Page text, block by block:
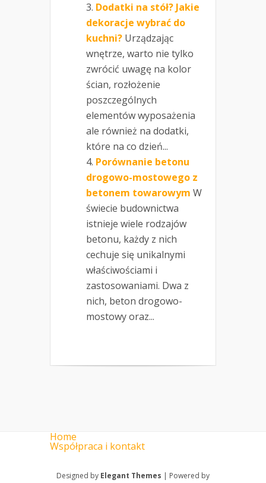
Dodatki na stół? Jakie
dekoracje wybrać do
kuchni? Urządzając
wnętrze, warto nie tylko
zwrócić uwagę na kolor
ścian, rozłożenie
poszczególnych
elementów wyposażenia
ale również na dodatki,
które na co dzień...
Porównanie betonu
drogowo-mostowego z
betonem towarowym W
świecie budownictwa
istnieje wiele rodzajów
betonu, każdy z nich
cechuje się unikalnymi
właściwościami i
zastosowaniami. Dwa z
nich, beton drogowo-
mostowy oraz...
Home
Współpraca i kontakt
Designed by Elegant Themes | Powered by